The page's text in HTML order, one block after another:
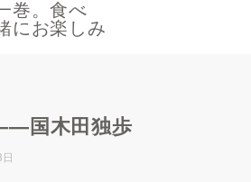
巻。食べ
にお楽しみ
国木田独歩